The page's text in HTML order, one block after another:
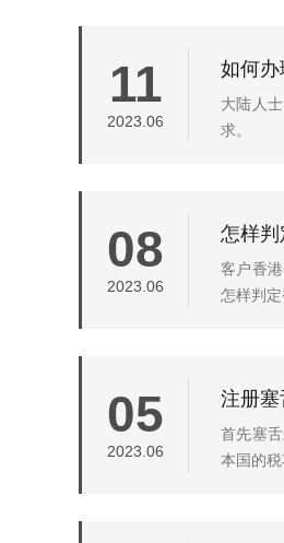
11
2023.06
如何
大陆人
求。
08
2023.06
怎样
客户香
怎样判
05
2023.06
注册
首先塞
本国的